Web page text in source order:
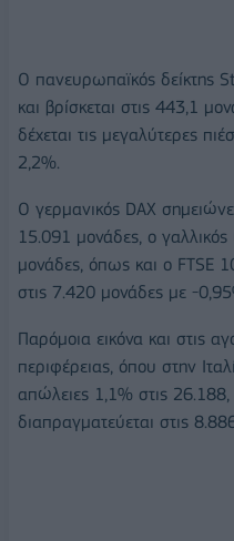
Ο πανευρωπαϊκός δείκτης
και βρίσκεται στις 443,1
δέχεται τις μεγαλύτερες
2,2%.
Ο γερμανικός DAX
15.091 μονάδες, ο
μονάδες, όπως και ο FTSE
στις 7.420 μονάδες με -
Παρόμοια εικόνα και στις
περιφέρειας, όπου στην
απώλειες 1,1% στις
διαπραγματεύεται στις